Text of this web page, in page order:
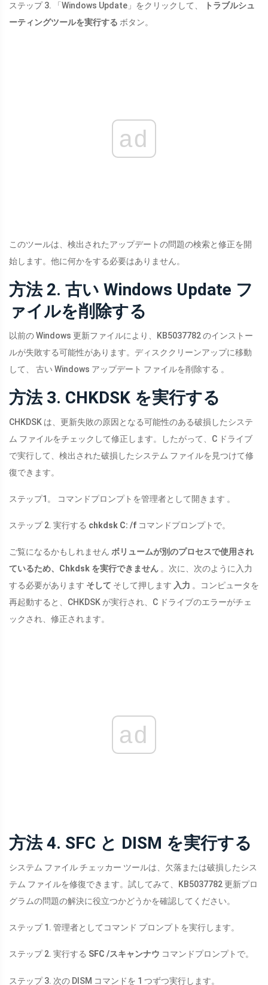
ステップ 3. 「Windows Update」をクリックして、
トラブルシュ
ーティングツールを実行する ボタン。
ad
このツールは、検出されたアップデートの問題の検索と修正を開
始します。他に何かをする必要はありません。
方法 2. 古い Windows Update フ
ァイルを削除する
以前の Windows 更新ファイルにより、KB5037782 のインストー
ルが失敗する可能性があります。ディスククリーンアップに移動
して、 古い W​​indows アップデート ファイルを削除する 。
方法 3. CHKDSK を実行する
CHKDSK は、更新失敗の原因となる可能性のある破損したシステ
ム ファイルをチェックして修正します。したがって、C ドライブ
で実行して、検出された破損したシステム ファイルを見つけて修
復できます。
ステップ1。 コマンドプロンプトを管理者として開きます 。
ステップ 2. 実行する chkdsk C: /f コマンドプロンプトで。
ご覧になるかもしれません ボリュームが別のプロセスで使用され
ているため、Chkdsk を実行できません 。次に、次のように入力
する必要があります そして そして押します 入力 。コンピュータを
再起動すると、CHKDSK が実行され、C ドライブのエラーがチェ
ックされ、修正されます。
ad
方法 4. SFC と DISM を実行する
システム ファイル チェッカー ツールは、欠落または破損したシス
テム ファイルを修復できます。試してみて、KB5037782 更新プロ
グラムの問題の解決に役立つかどうかを確認してください。
ステップ 1. 管理者としてコマンド プロンプトを実行します。
ステップ 2. 実行する SFC /スキャンナウ コマンドプロンプトで。
ステップ 3. 次の DISM コマンドを 1 つずつ実行します。